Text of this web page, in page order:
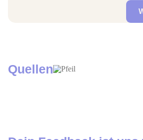
Quellen